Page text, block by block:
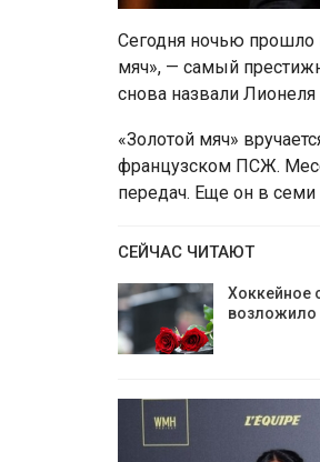
Сегодня ночью прошло
мяч», — самый
снова назвали
«Золотой мяч»
французском ПСЖ.
передач. Еще он в семи
СЕЙЧАС ЧИТАЮТ
Хоккейное
возложило